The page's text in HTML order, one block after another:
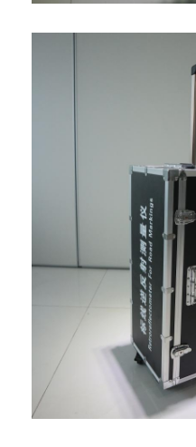
VR -show
Gevallen
Retroreflector Meter
Bestrating die